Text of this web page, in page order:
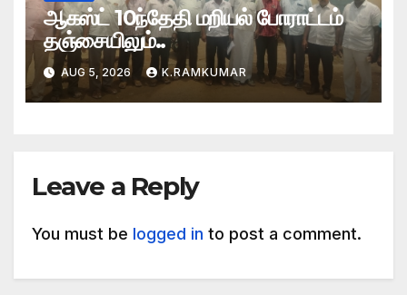
ஆகஸ்ட் 10ந்தேதி மறியல் போராட்டம்
தஞ்சையிலும்..
AUG 5, 2026 K.RAMKUMAR
Leave a Reply
You must be logged in to post a comment.